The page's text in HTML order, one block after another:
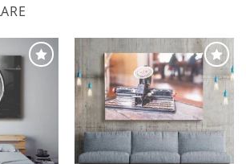
Adaugă
favorite